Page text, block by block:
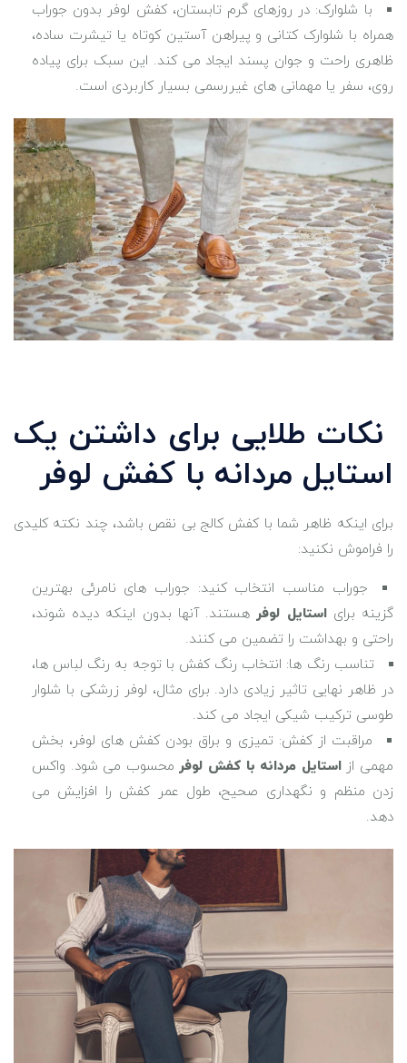
با شلوارک: در روزهای گرم تابستان، کفش لوفر بدون جوراب
همراه با شلوارک کتانی و پیراهن آستین ‌کوتاه یا تیشرت ساده،
ظاهری راحت و جوان ‌پسند ایجاد می‌ کند. این سبک برای پیاده‌
روی، سفر یا مهمانی‌ های غیررسمی بسیار کاربردی است.
نکات طلایی برای داشتن یک
استایل مردانه با کفش لوفر
برای اینکه ظاهر شما با کفش کالج بی ‌نقص باشد، چند نکته کلیدی
را فراموش نکنید:
جوراب مناسب انتخاب کنید: جوراب ‌های نامرئی بهترین
گزینه برایاستایل لوفرهستند. آنها بدون اینکه دیده شوند،
راحتی و بهداشت را تضمین می ‌کنند.
تناسب رنگ ‌ها: انتخاب رنگ کفش با توجه به رنگ لباس ‌ها،
در ظاهر نهایی تاثیر زیادی دارد. برای مثال، لوفر زرشکی با شلوار
طوسی ترکیب شیکی ایجاد می ‌کند.
مراقبت از کفش: تمیزی و براق بودن کفش ‌های لوفر، بخش
مهمی ازاستایل مردانه با کفش لوفرمحسوب می ‌شود. واکس
زدن منظم و نگهداری صحیح، طول عمر کفش را افزایش می
‌دهد.